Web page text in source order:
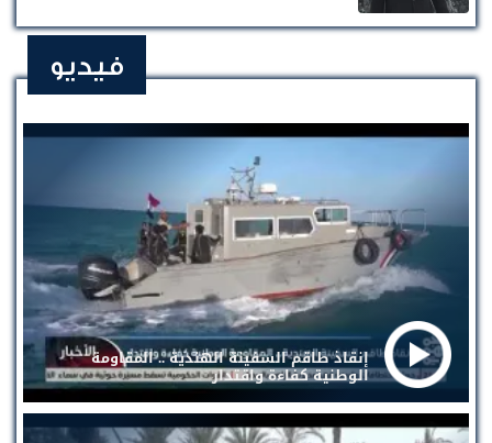
فيديو
إنقاذ طاقم السفينة الهندية .. المقاومة
الوطنية كفاءة واقتدار